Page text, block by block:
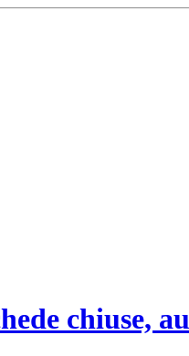
chiuse,